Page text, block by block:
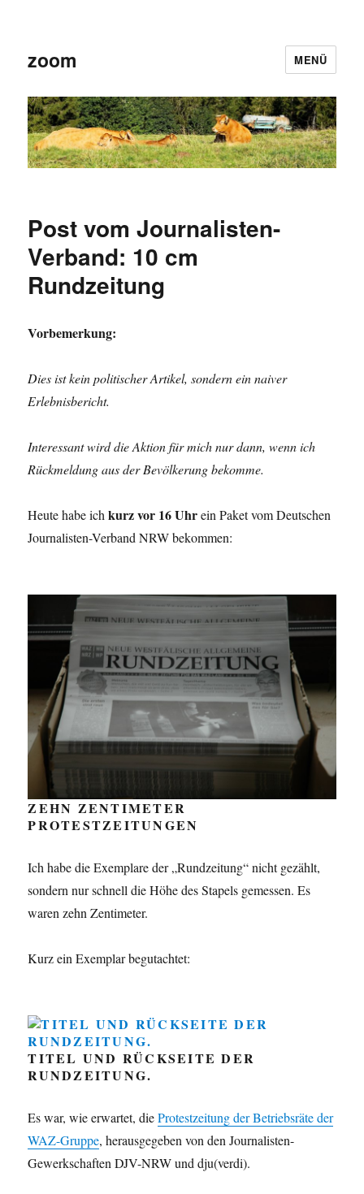
zoom MENÜ
Post vom Journalisten-
Verband: 10 cm
Rundzeitung
Vorbemerkung:
Dies ist kein politischer Artikel, sondern ein naiver
Erlebnisbericht.
Interessant wird die Aktion für mich nur dann, wenn ich
Rückmeldung aus der Bevölkerung bekomme.
Heute habe ichkurz vor 16 Uhrein Paket vom Deutschen
Journalisten-Verband NRW bekommen:
ZEHN ZENTIMETER
PROTESTZEITUNGEN
Ich habe die Exemplare der „Rundzeitung“ nicht gezählt,
sondern nur schnell die Höhe des Stapels gemessen. Es
waren zehn Zentimeter.
Kurz ein Exemplar begutachtet:
TITEL UND RÜCKSEITE DER
RUNDZEITUNG.
Es war, wie erwartet, dieProtestzeitung der Betriebsräte der
WAZ-Gruppe, herausgegeben von den Journalisten-
Gewerkschaften DJV-NRW und dju(verdi).